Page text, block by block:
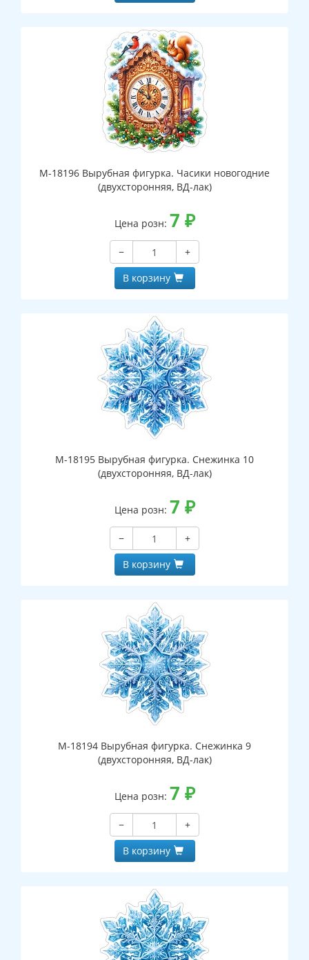
М-18196 Вырубная фигурка. Часики новогодние
(двухсторонняя, ВД-лак)
Цена розн: 7 ₽
−
+
В корзину
М-18195 Вырубная фигурка. Снежинка 10
(двухсторонняя, ВД-лак)
Цена розн: 7 ₽
−
+
В корзину
М-18194 Вырубная фигурка. Снежинка 9
(двухсторонняя, ВД-лак)
Цена розн: 7 ₽
−
+
В корзину